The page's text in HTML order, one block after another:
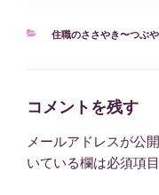
カ
住職のささやき〜つぶ
コメントを残す
メールアドレスが公
いている欄は必須項